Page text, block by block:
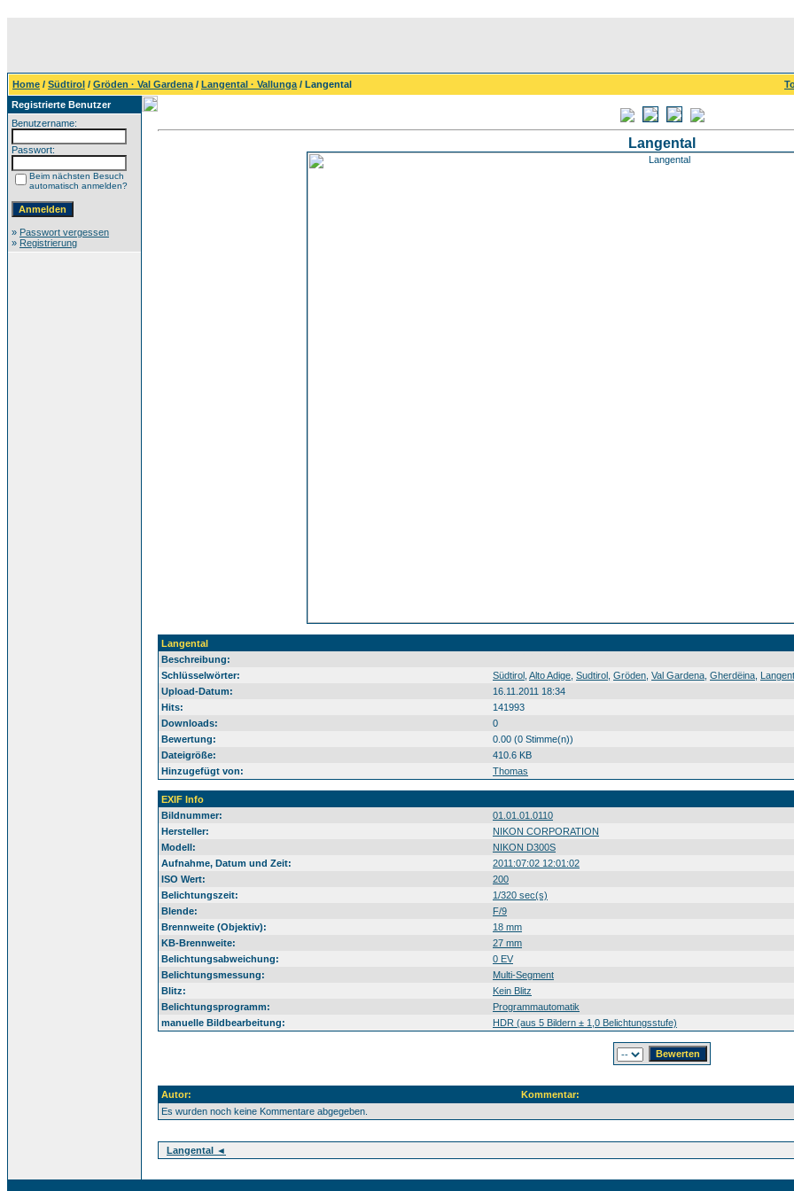
Home / Südtirol / Gröden · Val Gardena / Langental · Vallunga / Langental
Registrierte Benutzer
Benutzername:
Passwort:
Beim nächsten Besuch
automatisch anmelden?
» Passwort vergessen
» Registrierung
Langental
Langental
Beschreibung:
Schlüsselwörter: Südtirol Alto Adige Sudtirol Gröden Val Gardena Gherdëina
Upload-Datum:
16.11.2011 18:34
Hits:
141993
Downloads:
0
Bewertung:
0.00 (0 Stimme(n))
Dateigröße:
410.6 KB
Hinzugefügt von:
Thomas
EXIF Info
Bildnummer:
01.01.01.0110
Hersteller:
NIKON CORPORATION
Modell:
NIKON D300S
Aufnahme, Datum und Zeit:
2011:07:02 12:01:02
ISO Wert:
200
Belichtungszeit:
1/320 sec(s)
Blende:
F/9
Brennweite (Objektiv):
18 mm
KB-Brennweite:
27 mm
Belichtungsabweichung:
0 EV
Belichtungsmessung:
Multi-Segment
Blitz:
Kein Blitz
Belichtungsprogramm:
Programmautomatik
manuelle Bildbearbeitung:
HDR (aus 5 Bildern ± 1,0 Belichtungsstufe)
Autor:
Kommentar:
Es wurden noch keine Kommentare abgegeben.
Langental ◄